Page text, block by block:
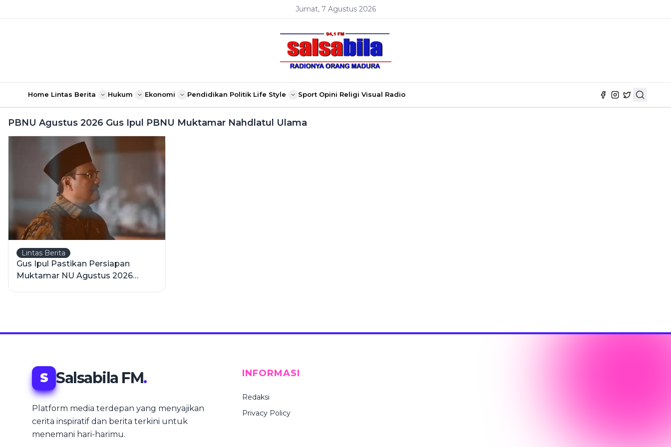
Jumat, 7 Agustus 2026
Home Lintas Berita Hukum Ekonomi Pendidikan Politik Life Style Sport Opini Religi Visual Radio
PBNU Agustus 2026 Gus Ipul PBNU Muktamar Nahdlatul Ulama
Lintas Berita
Gus Ipul Pastikan Persiapan
Muktamar NU Agustus 2026
S Salsabila FM.
Platform media terdepan yang menyajikan
cerita inspiratif dan berita terkini untuk
menemani hari-harimu.
INFORMASI
Redaksi
Privacy Policy